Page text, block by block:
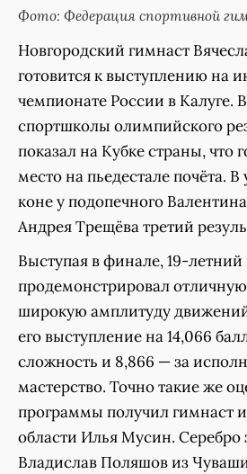
Фото: Федерация спортивной
Новгородский гимнаст
готовится к выступлению на
чемпионате России в Калуге.
спортшколы олимпийского
показал на Кубке страны, что
место на пьедестале почёта.
коне у подопечного
Андрея Трещёва третий
Выступая в финале, 19-летний
продемонстрировал
широкую амплитуду
его выступление на 14,066
сложность и 8,866 — за
мастерство. Точно такие же
программы получил гимнаст
области Илья Мусин. Серебро
Владислав Поляшов из